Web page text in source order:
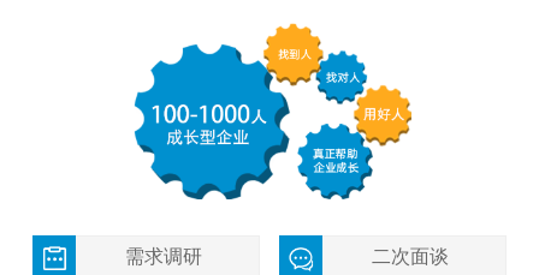
需求调研 二次面谈